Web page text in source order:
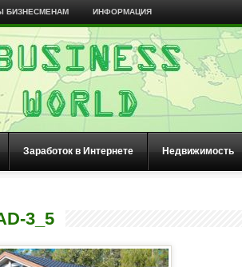
БИЗНЕСМЕНАМ ИНФОРМАЦИЯ
Заработок в Интернете Недвижимость
3_5